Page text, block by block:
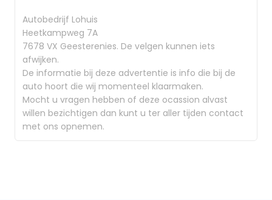
Autobedrijf Lohuis
Heetkampweg 7A
7678 VX Geesterenies. De velgen kunnen iets
afwijken.
De informatie bij deze advertentie is info die bij de
auto hoort die wij momenteel klaarmaken.
Mocht u vragen hebben of deze ocassion alvast
willen bezichtigen dan kunt u ter aller tijden contact
met ons opnemen.